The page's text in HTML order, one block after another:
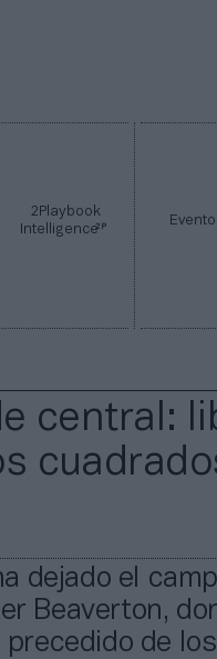
2Playbook
Intelligence2P
central:
dejado el
Beaverton,
de